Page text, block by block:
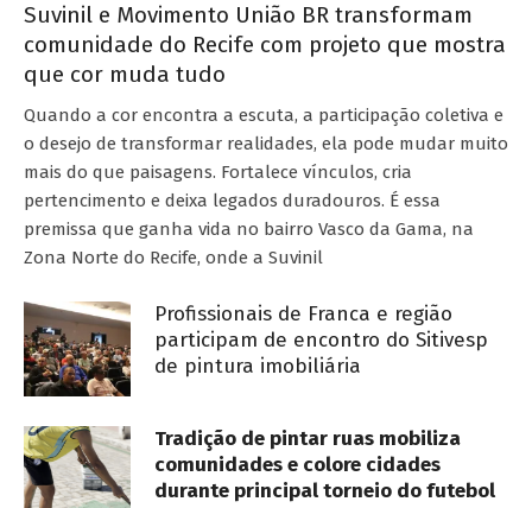
Suvinil e Movimento União BR transformam
comunidade do Recife com projeto que mostra
que cor muda tudo
Quando a cor encontra a escuta, a participação coletiva e
o desejo de transformar realidades, ela pode mudar muito
mais do que paisagens. Fortalece vínculos, cria
pertencimento e deixa legados duradouros. É essa
premissa que ganha vida no bairro Vasco da Gama, na
Zona Norte do Recife, onde a Suvinil
Profissionais de Franca e região
participam de encontro do Sitivesp
de pintura imobiliária
Tradição de pintar ruas mobiliza
comunidades e colore cidades
durante principal torneio do futebol